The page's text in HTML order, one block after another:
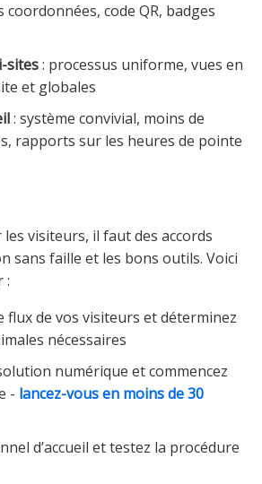
code QR, badges
sites: processus uniforme, vues en
et globales
: système convivial, moins de
rapports sur les heures de pointe
visiteurs, il faut des accords
sans faille et les bons outils. Voici
:
flux de vos visiteurs et déterminez
nécessaires
numérique et commencez
- lancez-vous en moins de 30
d’accueil et testez la procédure